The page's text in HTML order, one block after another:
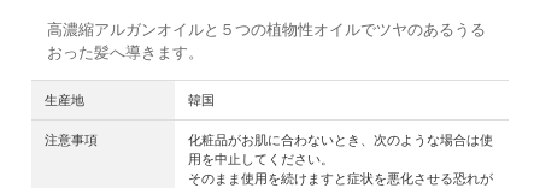
高濃縮アルガンオイルと５つの植物性オイルでツヤのあるうる
おった髪へ導きます。
生産地 韓国
注意事項
化粧品がお肌に合わないとき、次のような場合は使
用を中止してください。
そのまま使用を続けますと症状を悪化させる恐れが